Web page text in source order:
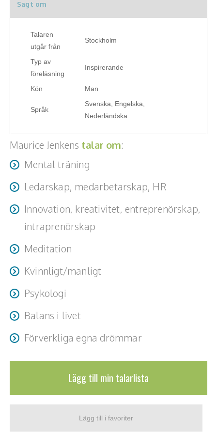
Hälsa, friskvård
Innovation, kreativitet, entreprenörskap,
intraprenörskap
Kommunikation och media
Ledarskap, medarbetarskap, HR
Miljö, hållbar utveckling
Målsättning, motivation, attityd
Teamwork, teambuilding, relationer
Vård, omsorg, beroende
Kända personer
Företagsledare
Författare
Idrottare och äventyrare
Sagt om
Talaren
utgår från
Stockholm
Typ av
föreläsning
Inspirerande
Kön Man
Språk
Svenska, Engelska,
Nederländska
Maurice Jenkens talar om:
Mental träning
Ledarskap, medarbetarskap, HR
Innovation, kreativitet, entreprenörskap,
intraprenörskap
Meditation
Kvinnligt/manligt
Psykologi
Balans i livet
Förverkliga egna drömmar
Lägg till min talarlista